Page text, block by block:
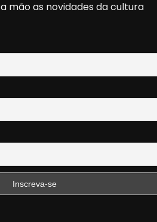
mão as novidades da cultura